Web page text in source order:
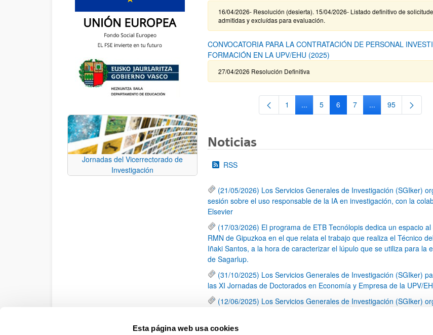
Esta página web usa cookies
Jornadas del Vicerrectorado de
Investigación
16/04/2026- Resolución (desierta). 15/04/2026- Listado definitivo de
admitidas y excluídas para evaluación.
CONVOCATORIA PARA LA CONTRATACIÓN DE PERSONAL
FORMACIÓN EN LA UPV/EHU (2025)
27/04/2026 Resolución Definitiva
Página
1 ...Páginas intermedias Use TAB para
Página
5 Página
6 Página
7 ...PáginasPágina
95
Noticias
RSS
(21/05/2026) Los Servicios Generales de Investigación (SGIker)
sesión sobre el uso responsable de la IA en investigación, con la
Elsevier
(17/03/2026) El programa de ETB Tecnólopis dedica un espacio
RMN de Gipuzkoa en el que relata el trabajo que realiza el Técnico
Iñaki Santos, a la hora de caracterizar el lúpulo que se utiliza para la
de Sagarlup.
(31/10/2025) Los Servicios Generales de Investigación (SGIker)
las XI Jornadas de Doctorados en Economía y Empresa de la UPV/
(12/06/2025) Los Servicios Generales de Investigación (SGIker)